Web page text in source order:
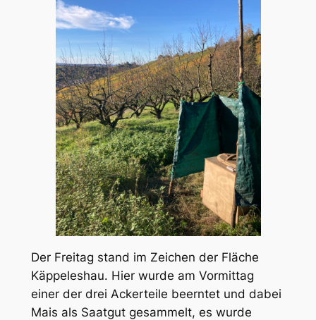
Der Freitag stand im Zeichen der Fläche
Käppeleshau. Hier wurde am Vormittag
einer der drei Ackerteile beerntet und dabei
Mais als Saatgut gesammelt, es wurde